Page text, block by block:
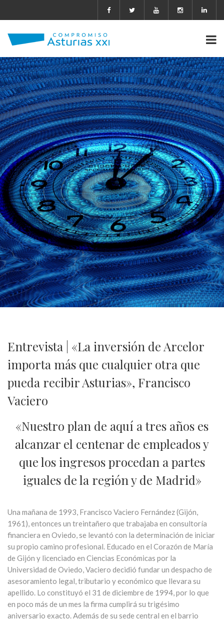
Entrevista | «La inversión de Arcelor
importa más que cualquier otra que
pueda recibir Asturias», Francisco
Vaciero
«Nuestro plan de aquí a tres años es
alcanzar el centenar de empleados y
que los ingresos procedan a partes
iguales de la región y de Madrid»
Una mañana de 1993, Francisco Vaciero Fernández (Gijón,
1961), entonces un treintañero que trabajaba en consultoría
financiera en Oviedo, se levantó con la determinación de iniciar
su propio camino profesional. Educado en el Corazón de María
de Gijón y licenciado en Ciencias Económicas por la
Universidad de Oviedo, Vaciero decidió fundar un despacho de
asesoramiento legal, tributario y económico que llevara su
apellido. Lo constituyó el 31 de diciembre de 1994, por lo que
en poco más de un mes la firma cumplirá su trigésimo
aniversario exacto. Además de su sede central en el barrio